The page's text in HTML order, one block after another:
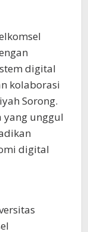
digital
kolaborasi
Sorong.
yang unggul
digital